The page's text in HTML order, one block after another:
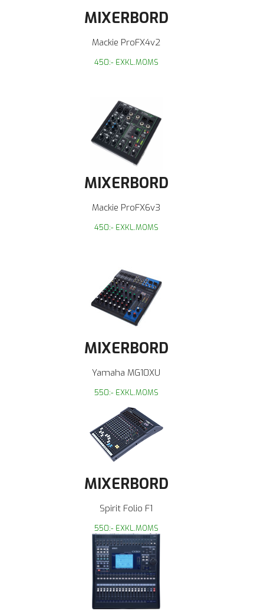
MIXERBORD
Mackie ProFX4v2
450:- EXKL.MOMS
MIXERBORD
Mackie ProFX6v3
450:- EXKL.MOMS
MIXERBORD
Yamaha MG10XU
550:- EXKL.MOMS
MIXERBORD
Spirit Folio F1
550:- EXKL.MOMS